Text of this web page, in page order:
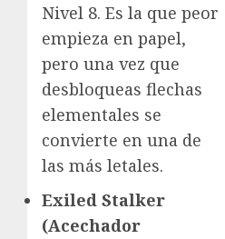
Nivel 8. Es la que peor
empieza en papel,
pero una vez que
desbloqueas flechas
elementales se
convierte en una de
las más letales.
Exiled Stalker
(Acechador